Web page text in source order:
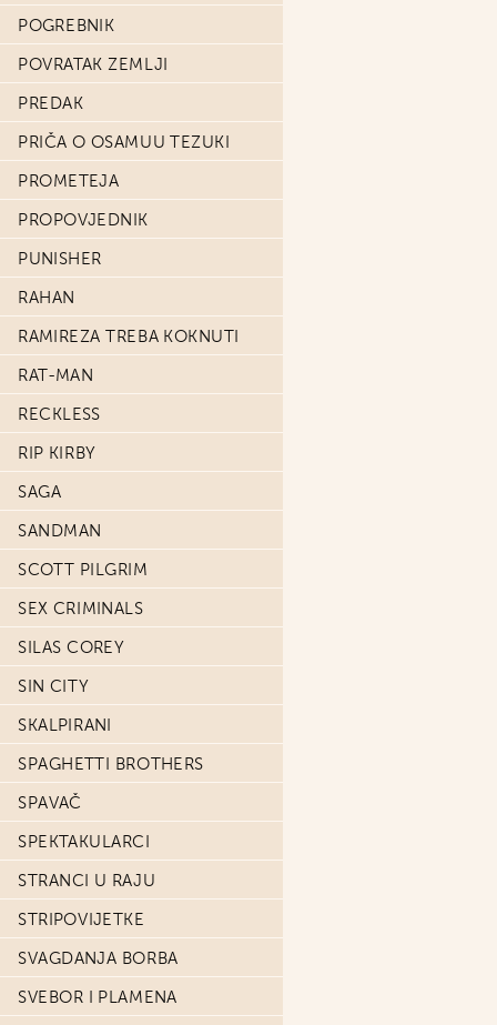
POGREBNIK
POVRATAK ZEMLJI
PREDAK
PRIČA O OSAMUU TEZUKI
PROMETEJA
PROPOVJEDNIK
PUNISHER
RAHAN
RAMIREZA TREBA KOKNUTI
RAT-MAN
RECKLESS
RIP KIRBY
SAGA
SANDMAN
SCOTT PILGRIM
SEX CRIMINALS
SILAS COREY
SIN CITY
SKALPIRANI
SPAGHETTI BROTHERS
SPAVAČ
SPEKTAKULARCI
STRANCI U RAJU
STRIPOVIJETKE
SVAGDANJA BORBA
SVEBOR I PLAMENA